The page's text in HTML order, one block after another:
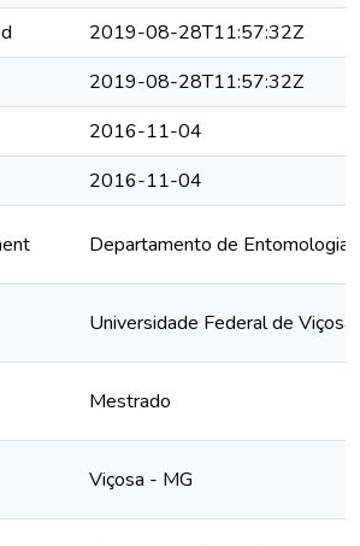
2019-08-28T11:57:32Z
2019-08-28T11:57:32Z
2016-11-04
2016-11-04
Departamento de Entomologia
Universidade Federal de Viçosa
Mestrado
Viçosa - MG